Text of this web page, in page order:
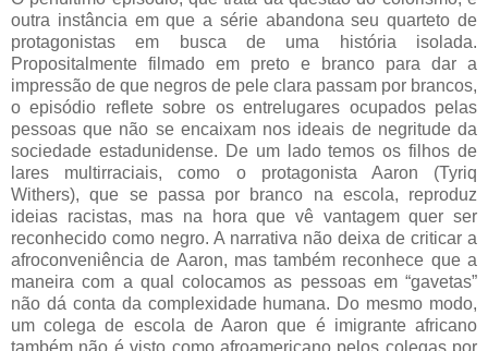
outra instância em que a série abandona seu quarteto de
protagonistas em busca de uma história isolada.
Propositalmente filmado em preto e branco para dar a
impressão de que negros de pele clara passam por brancos,
o episódio reflete sobre os entrelugares ocupados pelas
pessoas que não se encaixam nos ideais de negritude da
sociedade estadunidense. De um lado temos os filhos de
lares multirraciais, como o protagonista Aaron (Tyriq
Withers), que se passa por branco na escola, reproduz
ideias racistas, mas na hora que vê vantagem quer ser
reconhecido como negro. A narrativa não deixa de criticar a
afroconveniência de Aaron, mas também reconhece que a
maneira com a qual colocamos as pessoas em “gavetas”
não dá conta da complexidade humana. Do mesmo modo,
um colega de escola de Aaron que é imigrante africano
também não é visto como afroamericano pelos colegas por